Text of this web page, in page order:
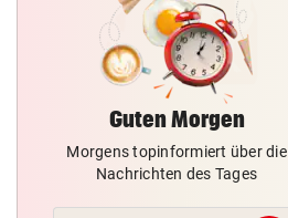
Guten Morgen
Morgens topinformiert über die
Nachrichten des Tages